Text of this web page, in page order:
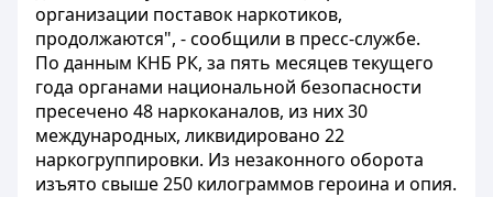
организации поставок наркотиков,
продолжаются", - сообщили в пресс-службе.
По данным КНБ РК, за пять месяцев текущего
года органами национальной безопасности
пресечено 48 наркоканалов, из них 30
международных, ликвидировано 22
наркогруппировки. Из незаконного оборота
изъято свыше 250 килограммов героина и опия.